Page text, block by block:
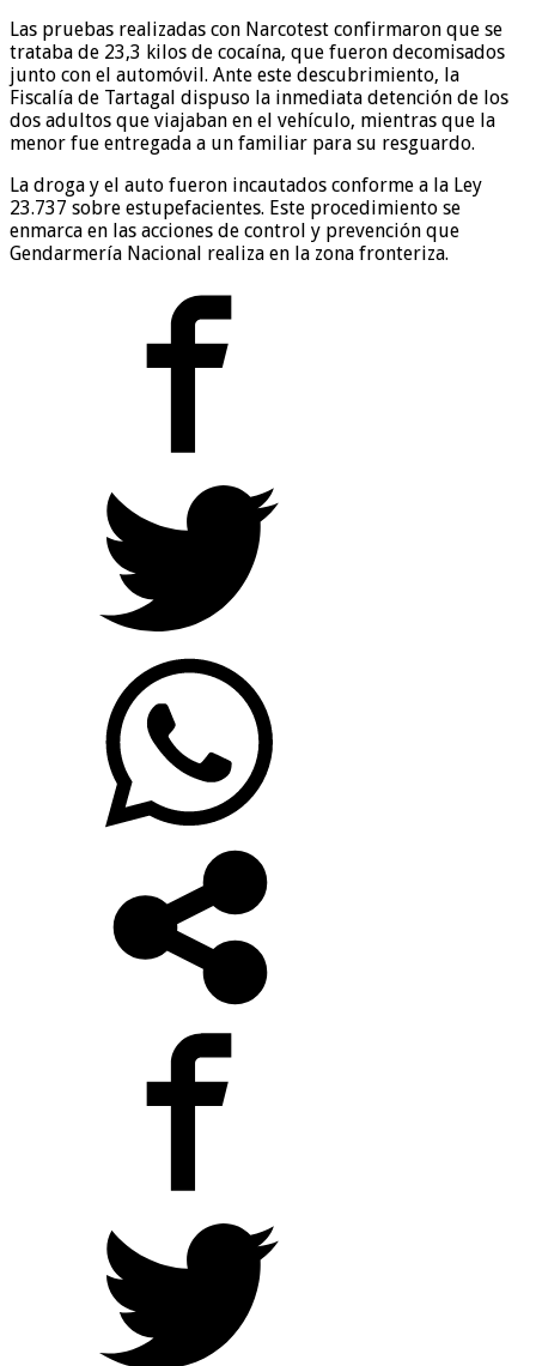
Las pruebas realizadas con Narcotest confirmaron que se
trataba de 23,3 kilos de cocaína, que fueron decomisados
junto con el automóvil. Ante este descubrimiento, la
Fiscalía de Tartagal dispuso la inmediata detención de los
dos adultos que viajaban en el vehículo, mientras que la
menor fue entregada a un familiar para su resguardo.
La droga y el auto fueron incautados conforme a la Ley
23.737 sobre estupefacientes. Este procedimiento se
enmarca en las acciones de control y prevención que
Gendarmería Nacional realiza en la zona fronteriza.